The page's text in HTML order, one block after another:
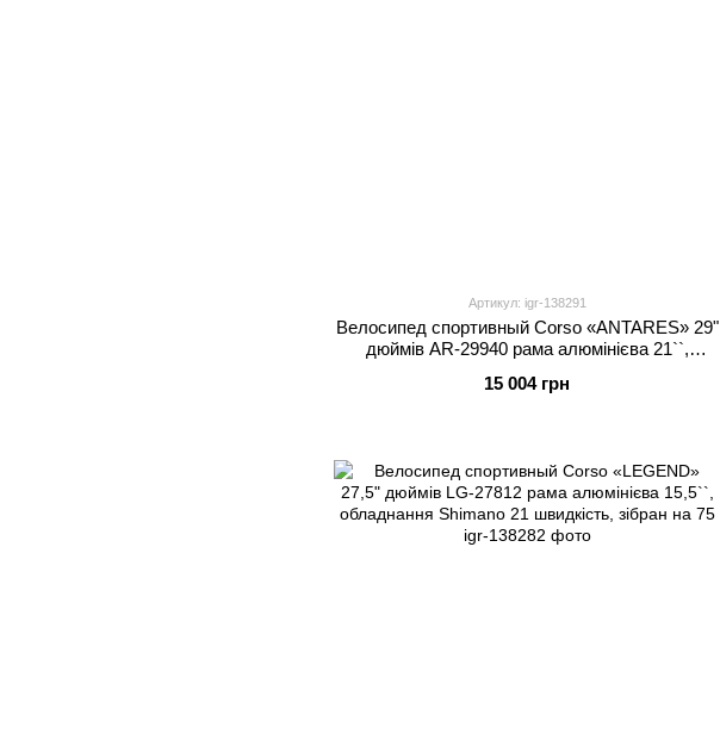
Артикул: igr-138291
Велосипед спортивный Corso «ANTARES» 29"
дюймів AR-29940 рама алюмінієва 21``,
75
15 004 грн